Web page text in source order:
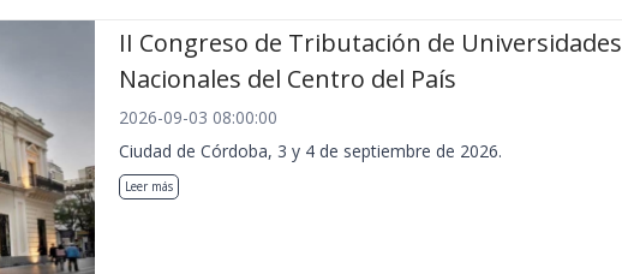
II Congreso de Tributación de Universidades
Nacionales del Centro del País
2026-09-03 08:00:00
Ciudad de Córdoba, 3 y 4 de septiembre de 2026.
Leer más